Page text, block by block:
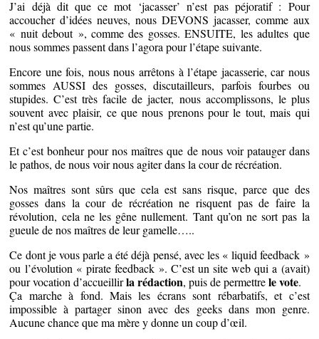
J’ai déjà dit que ce mot ‘jacasser’ n’est pas péjoratif : Pour
accoucher d’idées neuves, nous DEVONS jacasser, comme aux
« nuit debout », comme des gosses. ENSUITE, les adultes que
nous sommes passent dans l’agora pour l’étape suivante.
Encore une fois, nous nous arrêtons à l’étape jacasserie, car nous
sommes AUSSI des gosses, discutailleurs, parfois fourbes ou
stupides. C’est très facile de jacter, nous accomplissons, le plus
souvent avec plaisir, ce que nous prenons pour le tout, mais qui
n’est qu’une partie.
Et c’est bonheur pour nos maîtres que de nous voir patauger dans
le pathos, de nous voir nous agiter dans la cour de récréation.
Nos maîtres sont sûrs que cela est sans risque, parce que des
gosses dans la cour de récréation ne risquent pas de faire la
révolution, cela ne les gêne nullement. Tant qu’on ne sort pas la
gueule de nos maîtres de leur gamelle…..
Ce dont je vous parle a été déjà pensé, avec les « liquid feedback »
ou l’évolution « pirate feedback ». C’est un site web qui a (avait)
pour vocation d’accueillirla rédaction, puis de permettrele vote.
Ça marche à fond. Mais les écrans sont rébarbatifs, et c’est
impossible à partager sinon avec des geeks dans mon genre.
Aucune chance que ma mère y donne un coup d’œil.